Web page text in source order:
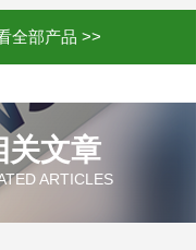
mini motor电机
AC-motoren交流电
AC-motoren交流电
全部产品 >>
关文章
ARTICLES